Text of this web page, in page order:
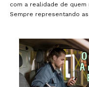
com a realidade de quem
Sempre representando